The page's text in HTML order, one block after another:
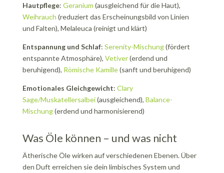
Hautpflege: Geranium (ausgleichend für die Haut),
Weihrauch (reduziert das Erscheinungsbild von Linien
und Falten), Melaleuca (reinigt und klärt)
Entspannung und Schlaf: Serenity-Mischung(fördert
entspannte Atmosphäre), Vetiver(erdend und
beruhigend), Römische Kamille(sanft und beruhigend)
Emotionales Gleichgewicht: Clary
Sage/Muskatellersalbei(ausgleichend), Balance-
Mischung(erdend und harmonisierend)
Was Öle können – und was nicht
Ätherische Öle wirken auf verschiedenen Ebenen. Über
den Duft erreichen sie dein limbisches System und